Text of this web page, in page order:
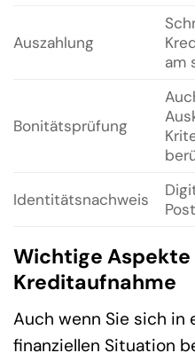
Auszahlung
am
Bonitätsprüfung
Identitätsnachweis
Wichtige Aspekte
Kreditaufnahme
Auch wenn Sie sich in
finanziellen Situation